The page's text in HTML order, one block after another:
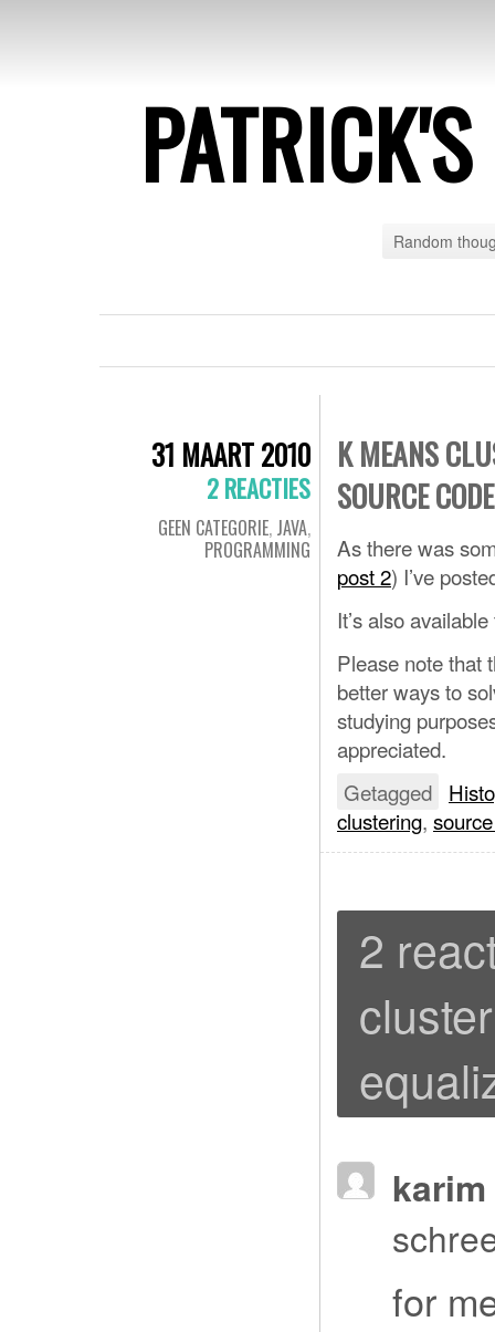
Random
31 MAART 2010
2 REACTIES
GEEN CATEGORIE, JAVA,
PROGRAMMING
K MEANS
SOURCE CODE
As there was
post 2) I’ve
It’s also
Please note that
better ways to
studying
appreciated.
Getagged
clustering,
2
for